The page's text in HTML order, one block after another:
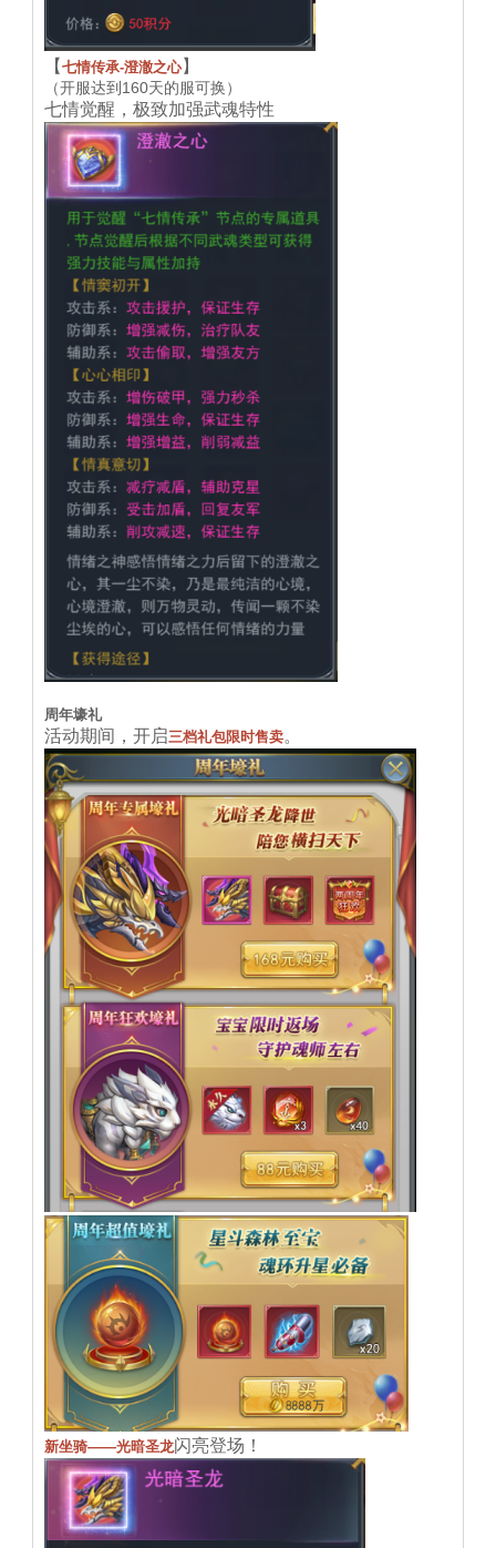
【七情传承-澄澈之心】
（开服达到160天的服可换）
七情觉醒，极致加强武魂特性
周年壕礼
活动期间，开启三档礼包限时售卖。
新坐骑——光暗圣龙闪亮登场！